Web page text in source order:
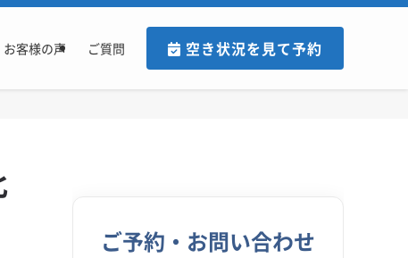
お客様の声 ご質問 空き状況を見て予約
ご予約・お問い合わせ